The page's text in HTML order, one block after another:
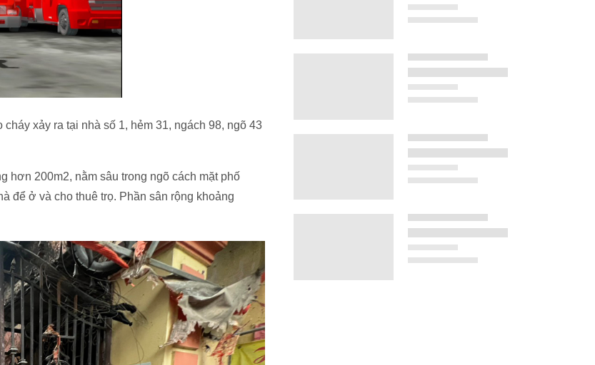
xảy ra tại nhà số 1, hẻm 31, ngách 98, ngõ 43
hơn 200m2, nằm sâu trong ngõ cách mặt phố
để ở và cho thuê trọ. Phần sân rộng khoảng